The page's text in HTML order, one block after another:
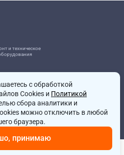
и техническое
Победы, д.204в
с обработкой
Cookies и Политикой
сбора аналитики и
можно отключить в любой
браузера.
принимаю